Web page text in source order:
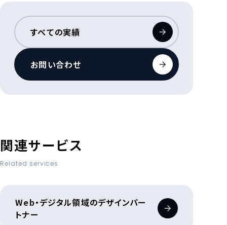
すべての実績
お問い合わせ
関連サービス
Related services
Web・デジタル領域のデザインパー
トナー